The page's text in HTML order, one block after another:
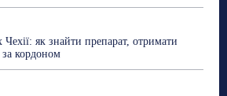
Чехії: як знайти препарат, отримати
кордоном